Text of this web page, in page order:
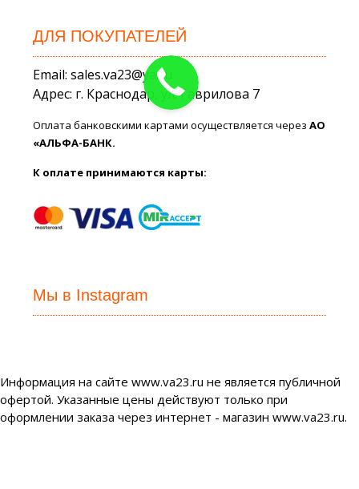
ДЛЯ ПОКУПАТЕЛЕЙ
Email: sales.va23@ya.ru
Адрес: г. Краснодар, ул. Гаврилова 7
Оплата банковскими картами осуществляется черезАО
«АЛЬФА-БАНК.
К оплате принимаются карты:
Мы в Instagram
Информация на сайте www.va23.ru не является публичной
офертой. Указанные цены действуют только при
оформлении заказа через интернет - магазин www.va23.ru.